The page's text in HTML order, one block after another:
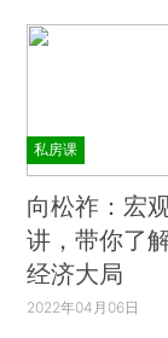
私房课
向松祚：宏
讲，带你了
经济大局
2022年04月06日